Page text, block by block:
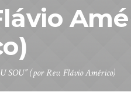
Amé
SOU” (por Rev. Flávio Américo)